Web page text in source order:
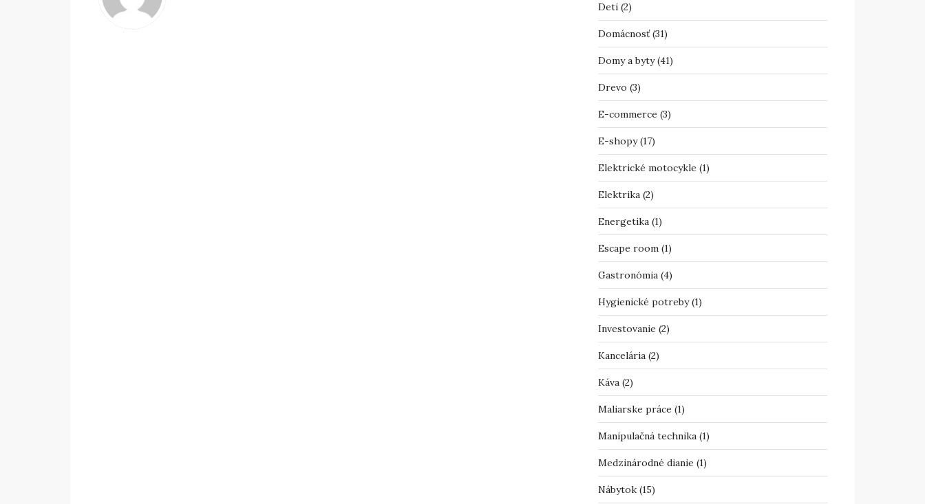
Deti(2)
Domácnosť(31)
Domy a byty(41)
Drevo (3)
E-commerce (3)
E-shopy(17)
Elektrické motocykle (1)
Elektrika(2)
Energetika(1)
Escape room(1)
Gastronómia(4)
Hygienické potreby(1)
Investovanie (2)
Kancelária(2)
Káva(2)
Maliarske práce (1)
Manipulačná technika(1)
Medzinárodné dianie (1)
Nábytok(15)